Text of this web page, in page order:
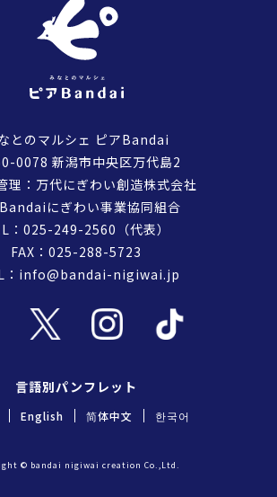
とのマルシェ ピアBandai
0078 新潟市中央区万代島2
理：万代にぎわい創造株式会社
にぎわい事業協同組合
： 025-249-2560 （代表）
FAX：025-288-5723
info@bandai-nigiwai.jp
言語別パンフレット
English 简体中文 한국어
© bandai nigiwai creation Co.,Ltd.